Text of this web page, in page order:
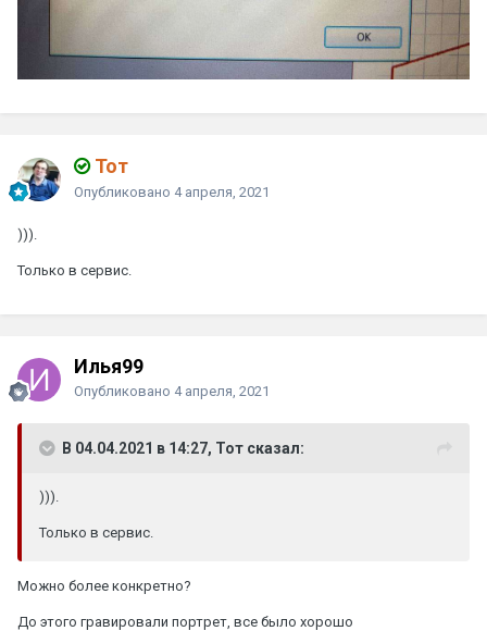
Тот
Опубликовано 4 апреля, 2021
))).
Только в сервис.
Илья99
Опубликовано 4 апреля, 2021
В 04.04.2021 в 14:27, Тот сказал:
))).
Только в сервис.
Можно более конкретно?
До этого гравировали портрет, все было хорошо